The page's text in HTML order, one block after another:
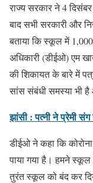
राज्य सरकार ने 4 दिसंबर
बाद सभी सरकारी और
बताया कि स्कूल में
अधिकारी (डीईओ) एम
की शिकायत के बारे में
सांस संबंधी समस्या भी
झांसी : पत्नी ने प्रेमी
डीईओ ने कहा कि कोरोना
पाया गया है। हमने स्कूल
तुरंत स्कूल को बंद कर